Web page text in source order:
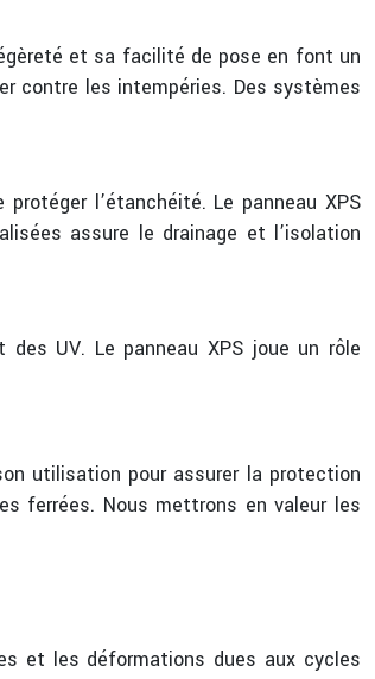
et sa facilité de pose en font un
contre les intempéries. Des systèmes
l’étanchéité. Le panneau XPS
assure le drainage et l’isolation
UV. Le panneau XPS joue un rôle
utilisation pour assurer la protection
ferrées. Nous mettrons en valeur les
et les déformations dues aux cycles